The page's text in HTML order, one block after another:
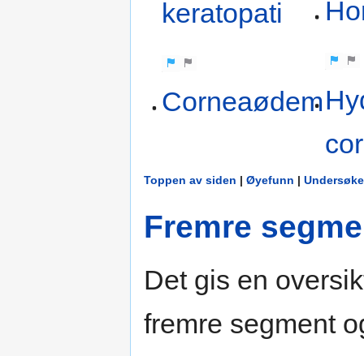
keratopati
Corneaødem
Toppen av siden | Øyefunn |
Fremre
Det gis en
fremre segment